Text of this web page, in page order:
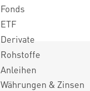
Fonds
ETF
Derivate
Rohstoffe
Anleihen
Währungen & Zinsen